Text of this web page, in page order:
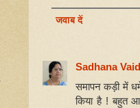
जवाब दें
Sadhana Vaid
समापन कड़ी में
किया है ! बहुत